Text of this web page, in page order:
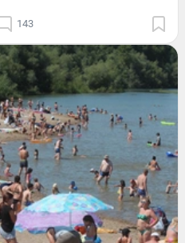
143